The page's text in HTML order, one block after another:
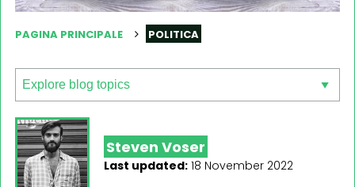
PAGINA PRINCIPALE POLITICA
Steven Voser
Last updated: 18 November 2022